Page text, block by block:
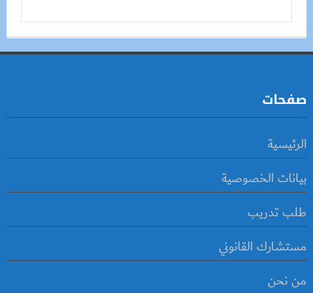
صفحات
الرئيسية
بيانات الخصوصية
طلب تدريب
مستشارك القانوني
من نحن